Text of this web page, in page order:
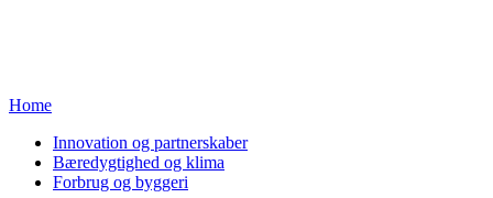
Home
Innovation og partnerskaber
Bæredygtighed og klima
Forbrug og byggeri